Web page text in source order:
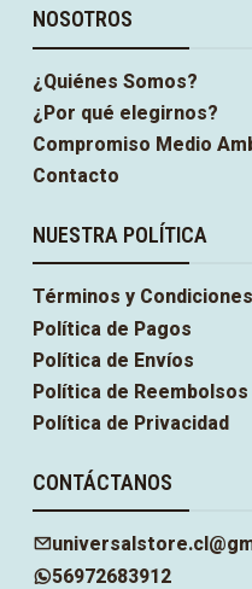
NOSOTROS
¿Quiénes Somos?
¿Por qué elegirnos?
Compromiso Medio
Contacto
NUESTRA POLÍTICA
Términos y Condiciones
Política de Pagos
Política de Envíos
Política de
Política de Privacidad
CONTÁCTANOS
56972683912